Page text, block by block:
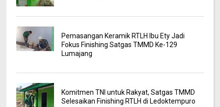
Pemasangan Keramik RTLH Ibu Ety Jadi
Fokus Finishing Satgas TMMD Ke-129
Lumajang
Komitmen TNI untuk Rakyat, Satgas TMMD
Selesaikan Finishing RTLH di Ledoktempuro